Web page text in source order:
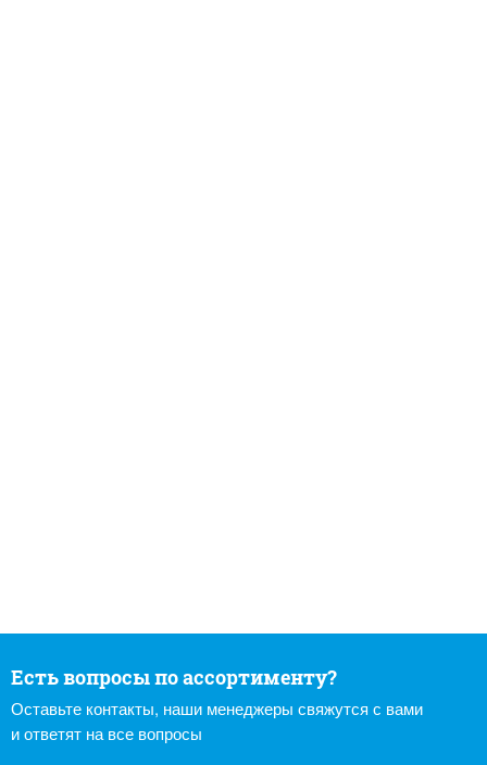
Есть вопросы по ассортименту?
Оставьте контакты, наши менеджеры свяжутся с вами
и ответят на все вопросы